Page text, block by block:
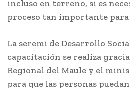
incluso en terreno, si es
proceso tan importante
La seremi de Desarrollo
capacitación se realiza
Regional del Maule y el
para que las personas